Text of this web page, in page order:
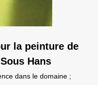
la peinture de
Hans
dans le domaine ;